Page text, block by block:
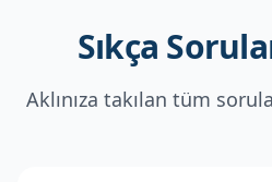
Sıkça
Aklınıza takılan tüm